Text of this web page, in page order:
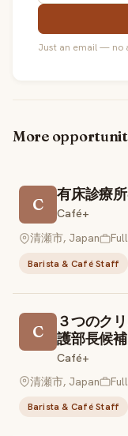
Just an email — no
More
C
有床診療
Café+
清瀬市, Japan
Barista & Café Staff
C
３つのク
護部長候補
Café+
清瀬市, Japan
Barista & Café Staff